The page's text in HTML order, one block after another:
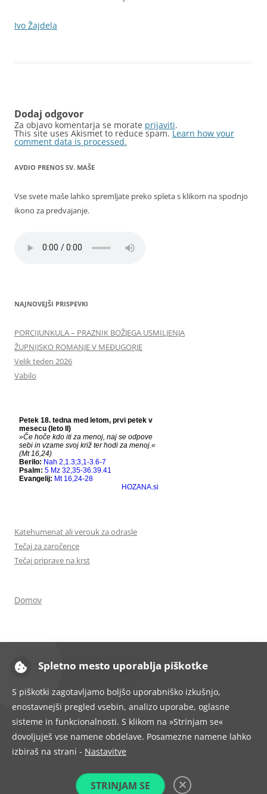
Ivo Žajdela
Dodaj odgovor
Za objavo komentarja se morate prijaviti.
This site uses Akismet to reduce spam.Learn how your
comment data is processed.
AVDIO PRENOS SV. MAŠE
Vse svete maše lahko spremljate preko spleta s klikom na spodnjo
ikono za predvajanje.
NAJNOVEJŠI PRISPEVKI
PORCIJUNKULA – PRAZNIK BOŽJEGA USMILJENJA
ŽUPNIJSKO ROMANJE V MEĐUGORJE
Velik teden 2026
Vabilo
Katehumenat ali verouk za odrasle
Tečaj za zaročence
Tečaj priprave na krst
Domov
Ponosno uporablja tehnologijo WordPress
Spletno mesto uporablja piškotke
S piškotki zagotavljamo boljšo uporabniško izkušnjo,
enostavnejši pregled vsebin, analizo uporabe, oglasne
sisteme in funkcionalnosti. S klikom na »Strinjam se«
dovoljuješ vse namene obdelave. Posamezne namene lahko
izbiraš na strani - Nastavitve
STRINJAM SE